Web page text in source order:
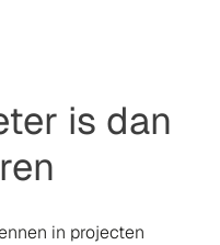
is dan
in projecten